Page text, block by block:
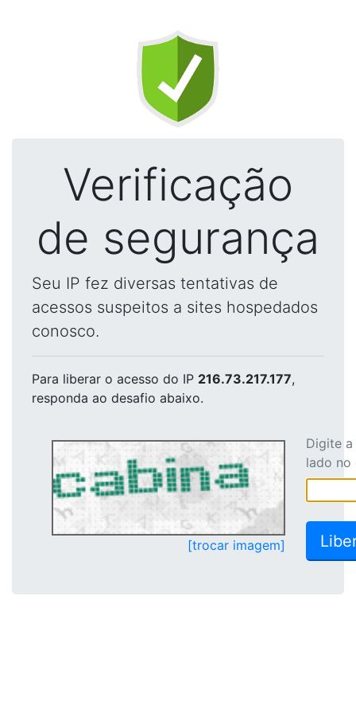
Verificação
de segurança
Seu IP fez diversas tentativas de
acessos suspeitos a sites hospedados
conosco.
Para liberar o acesso do IP 216.73.217.177,
responda ao desafio abaixo.
[trocar imagem]
Digite
lado no